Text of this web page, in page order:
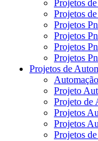
Projetos
Projetos
Projetos
Projetos
Projetos
Projetos
Projetos de
Projeto
Projeto de
Projetos
Projetos
Projetos